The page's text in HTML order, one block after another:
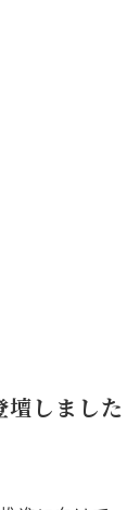
壇しました